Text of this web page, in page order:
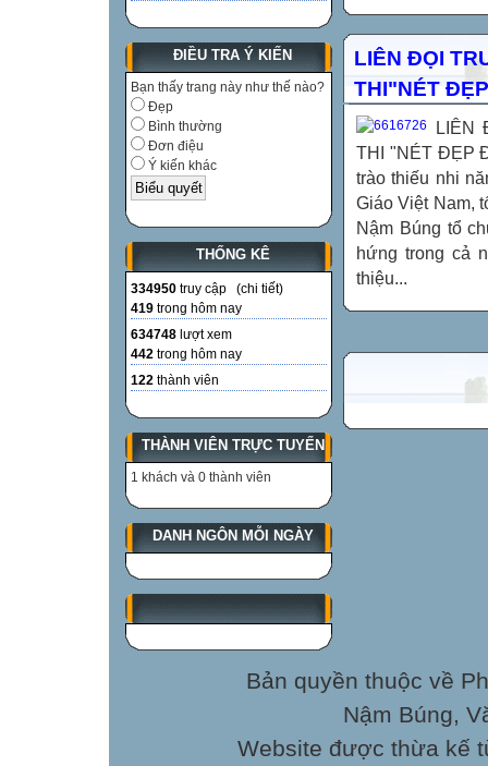
ĐIỀU TRA Ý KIẾN
Bạn thấy trang này như thế nào?
Đẹp
Bình thường
Đơn điệu
Ý kiến khác
THỐNG KÊ
334950 truy cập (chi tiết)
419 trong hôm nay
634748 lượt xem
442 trong hôm nay
122 thành viên
THÀNH VIÊN TRỰC TUYẾN
1 khách và 0 thành viên
DANH NGÔN MỖI NGÀY
LIÊN ĐỌI
THI"NÉT
LIÊN
THI "NÉT ĐẸP
trào thiếu nhi
Giáo Việt Nam,
Nậm Búng tổ
hứng trong cả
thiệu...
Bản quyền thuộc về
Nậm Búng,
Website được thừa kế